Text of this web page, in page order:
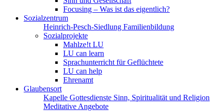
Focusing – Was ist das eigentlich?
Sozialzentrum
Heinrich-Pesch-Siedlung Familienbildung
Sozialprojekte
Mahlze!t LU
LU can learn
Sprachunterricht für Geflüchtete
LU can help
Ehrenamt
Glaubensort
Kapelle Gottesdienste Sinn, Spiritualität und Religion
Meditative Angebote